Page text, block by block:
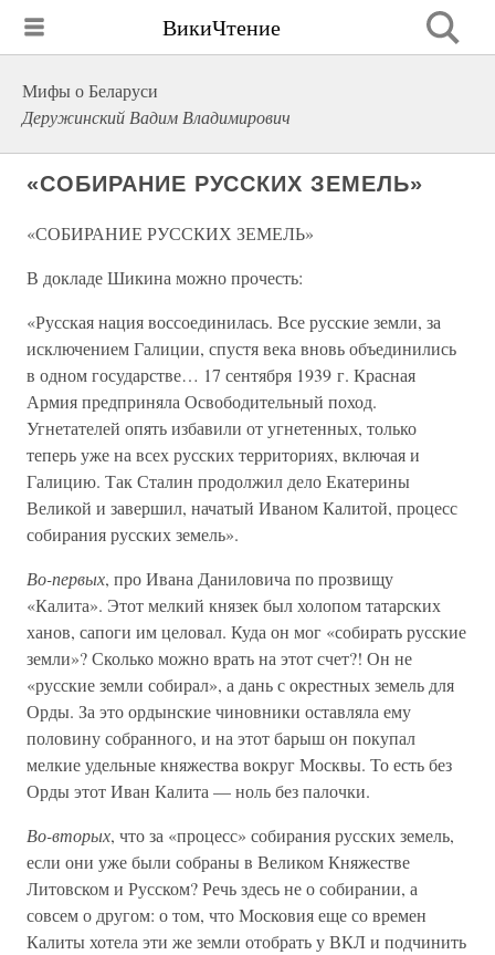
ВикиЧтение
Мифы о Беларуси
Деружинский Вадим Владимирович
«СОБИРАНИЕ РУССКИХ ЗЕМЕЛЬ»
«СОБИРАНИЕ РУССКИХ ЗЕМЕЛЬ»
В докладе Шикина можно прочесть:
«Русская нация воссоединилась. Все русские земли, за
исключением Галиции, спустя века вновь объединились
в одном государстве… 17 сентября 1939 г. Красная
Армия предприняла Освободительный поход.
Угнетателей опять избавили от угнетенных, только
теперь уже на всех русских территориях, включая и
Галицию. Так Сталин продолжил дело Екатерины
Великой и завершил, начатый Иваном Калитой, процесс
собирания русских земель».
Во-первых, про Ивана Даниловича по прозвищу
«Калита». Этот мелкий князек был холопом татарских
ханов, сапоги им целовал. Куда он мог «собирать русские
земли»? Сколько можно врать на этот счет?! Он не
«русские земли собирал», а дань с окрестных земель для
Орды. За это ордынские чиновники оставляла ему
половину собранного, и на этот барыш он покупал
мелкие удельные княжества вокруг Москвы. То есть без
Орды этот Иван Калита — ноль без палочки.
Во-вторых, что за «процесс» собирания русских земель,
если они уже были собраны в Великом Княжестве
Литовском и Русском? Речь здесь не о собирании, а
совсем о другом: о том, что Московия еще со времен
Калиты хотела эти же земли отобрать у ВКЛ и подчинить